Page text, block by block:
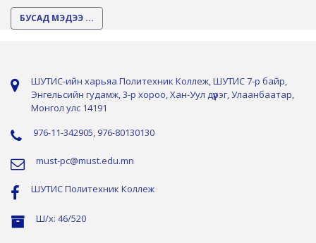
БУСАД МЭДЭЭ ...
ШУТИС-ийн харьяа Политехник Коллеж, ШУТИС 7-р байр,
Энгельсийн гудамж, 3-р хороо, Хан-Уул дүүрэг, Улаанбаатар,
Монгол улс 14191
976-11-342905, 976-80130130
must-pc@must.edu.mn
ШУТИС Политехник Коллеж
Ш/х: 46/520